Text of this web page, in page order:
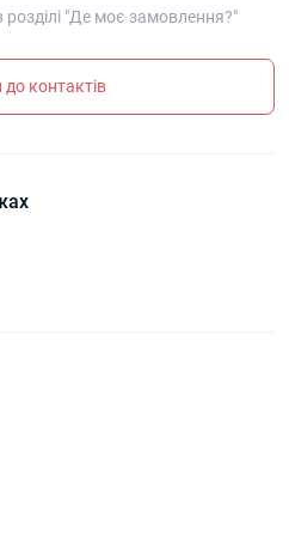
розділі "Де моє замовлення?"
до контактів